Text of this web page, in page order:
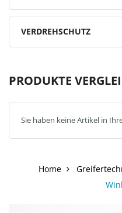
VERDREHSCHUTZ
PRODUKTE
Sie haben keine Artikel in
Home